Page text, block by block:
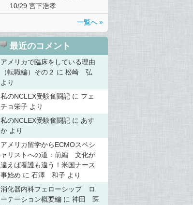
10/29 宮下浩孝
一覧へ »
最近のコメント
アメリカで臨床をしている理由
（転職編）その２ に松崎 弘
より
私のNCLEX受験奮闘記 に フェ
チョ栄子 より
私のNCLEX受験奮闘記 に あす
か より
アメリカ留学からECMOスペシ
ャリストへの道：前編 文化が
違えば看護も違う！米国ナース
事始め に石澤 和子 より
消化器内科フェローシップ ロ
ーテーション概要編 に神田 医